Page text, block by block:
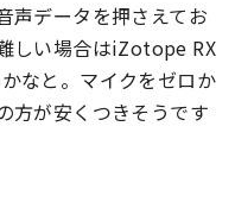
声データを押さえてお
しい場合はiZotope RX
なと。マイクをゼロか
方が安くつきそうです